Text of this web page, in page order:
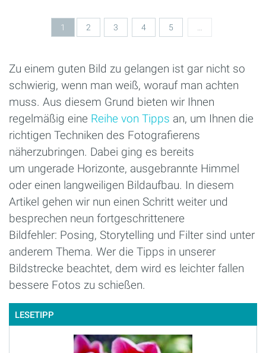
Seiten
1 2 3 4 5
Zu einem guten Bild zu gelangen ist gar nicht so
schwierig, wenn man weiß, worauf man achten
muss. Aus diesem Grund bieten wir Ihnen
regelmäßig eine Reihe von Tipps an, um Ihnen die
richtigen Techniken des Fotografierens
näherzubringen. Dabei ging es bereits
um ungerade Horizonte, ausgebrannte Himmel
oder einen langweiligen Bildaufbau. In diesem
Artikel gehen wir nun einen Schritt weiter und
besprechen neun fortgeschrittenere
Bildfehler: Posing, Storytelling und Filter sind unter
anderem Thema. Wer die Tipps in unserer
Bildstrecke beachtet, dem wird es leichter fallen
bessere Fotos zu schießen.
LESETIPP